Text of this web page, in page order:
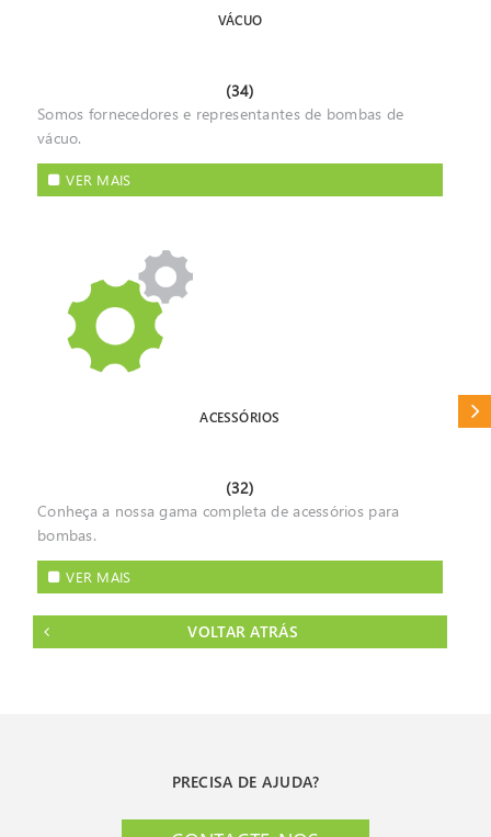
VÁCUO
(34)
Somos fornecedores e representantes de bombas de
vácuo.
VER MAIS
ACESSÓRIOS
(32)
Conheça a nossa gama completa de acessórios para
bombas.
VER MAIS
VOLTAR ATRÁS
PRECISA DE AJUDA?